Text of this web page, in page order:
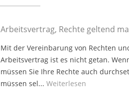
Arbeitsvertrag, Rechte geltend
Mit der Vereinbarung von Rechten
Arbeitsvertrag ist es nicht getan.
müssen Sie Ihre Rechte auch
müssen sel... Weiterlesen